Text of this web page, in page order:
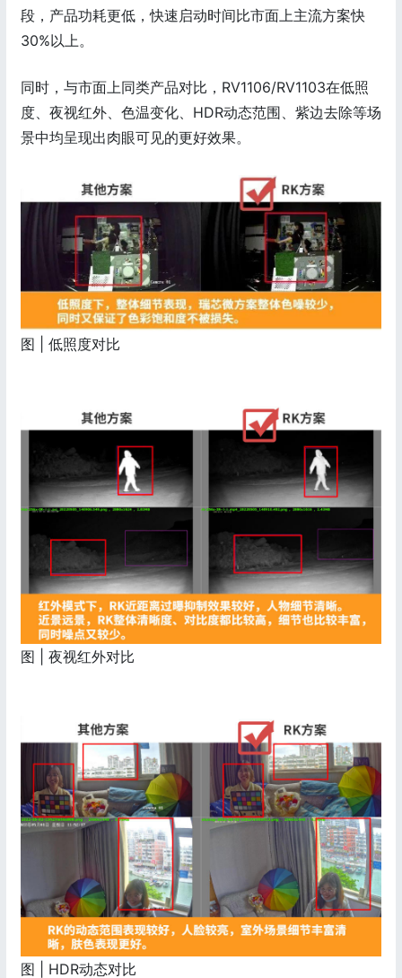
段，产品功耗更低，快速启动时间比市面上主流方案快
30%以上。
同时，与市面上同类产品对比，RV1106/RV1103在低照
度、夜视红外、色温变化、HDR动态范围、紫边去除等场
景中均呈现出肉眼可见的更好效果。
图 | 低照度对比
图 | 夜视红外对比
图 | HDR动态对比